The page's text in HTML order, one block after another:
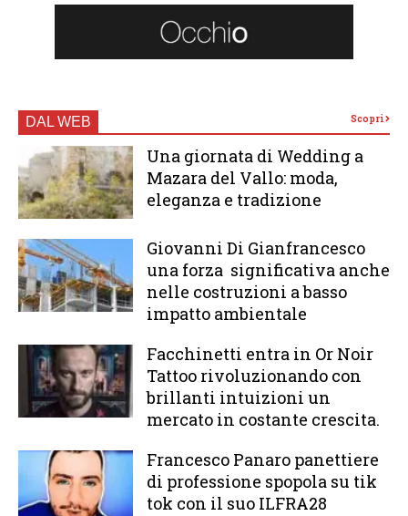
DAL WEB Scopri
Una giornata di Wedding a
Mazara del Vallo: moda,
eleganza e tradizione
Giovanni Di Gianfrancesco
una forza significativa anche
nelle costruzioni a basso
impatto ambientale
Facchinetti entra in Or Noir
Tattoo rivoluzionando con
brillanti intuizioni un
mercato in costante crescita.
Francesco Panaro panettiere
di professione spopola su tik
tok con il suo ILFRA28